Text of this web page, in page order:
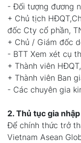
- Đối tượng đương
+ Chủ tịch
đốc Cty cổ phần,
+ Chủ / Giám đốc
- BTT Xem xét cụ
+ Thành viên
+ Thành viên Ban
- Các chuyên gia
2. Thủ tục gia nhập
Để chính thức trở
Vietnam Asean